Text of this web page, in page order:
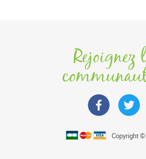
Rejoignez
Copyright